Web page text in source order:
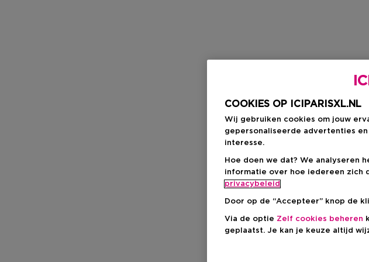
COOKIES OP ICIPARISXL.NL
Wij gebruiken cookies om jouw
gepersonaliseerde advertenties
interesse.
Hoe doen we dat? We analyseren
informatie over hoe iedereen zich
privacybeleid
Door op de “Accepteer” knop de
Via de optie Zelf cookies beheren
geplaatst. Je kan je keuze altijd